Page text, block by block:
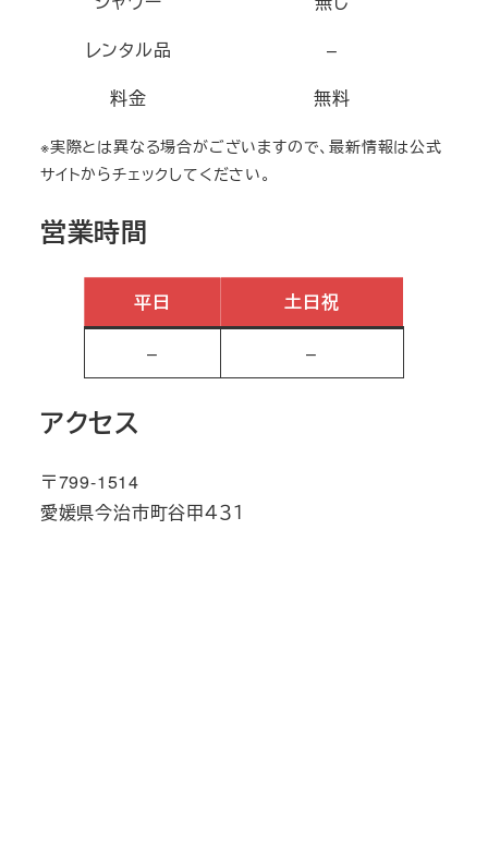
レンタル品
–
料金
無料
※実際とは異なる場合がございますので、最新情報は公式
サイトからチェックしてください。
営業時間
平日 土日祝
– –
アクセス
〒799-1514
愛媛県今治市町谷甲４３１